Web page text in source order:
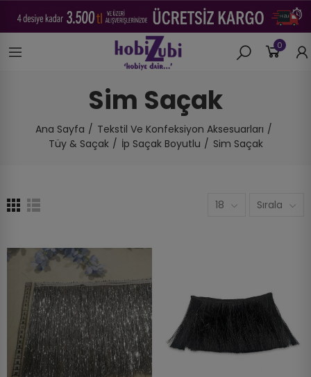
0
Sim Saçak
Ana Sayfa
Tekstil Ve Konfeksiyon Aksesuarları
Tüy & Saçak
İp Saçak Boyutlu Sim Saçak
18 Sırala